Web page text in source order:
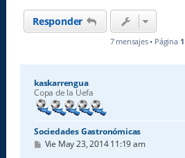
Responder
7 mensajes • Página 1
kaskarrengua
Copa de la Uefa
Sociedades Gastronómicas
M
Vie May 23, 2014 11:19 am